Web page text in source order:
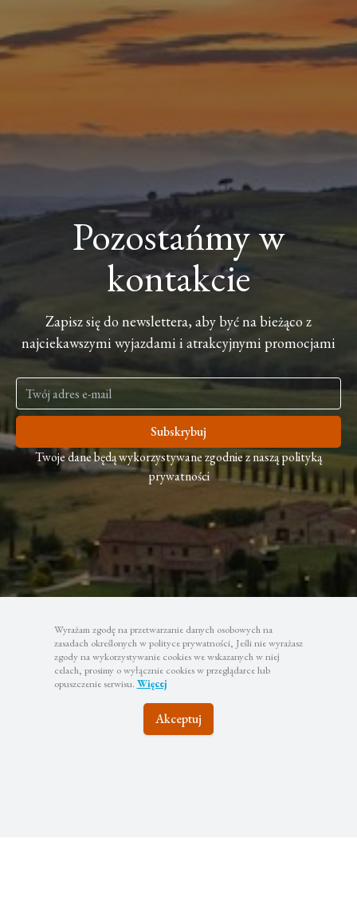
Wyrażam zgodę na przetwarzanie danych osobowych na
zasadach określonych w polityce prywatności, Jeśli nie wyrażasz
zgody na wykorzystywanie cookies we wskazanych w niej
celach, prosimy o wyłącznie cookies w przeglądarce lub
opuszczenie serwisu. Więcej
Akceptuj
Pozostańmy w
kontakcie
Zapisz się do newslettera, aby być na bieżąco z
najciekawszymi wyjazdami i atrakcyjnymi promocjami
Subskrybuj
Twoje dane będą wykorzystywane zgodnie z naszą polityką
prywatności